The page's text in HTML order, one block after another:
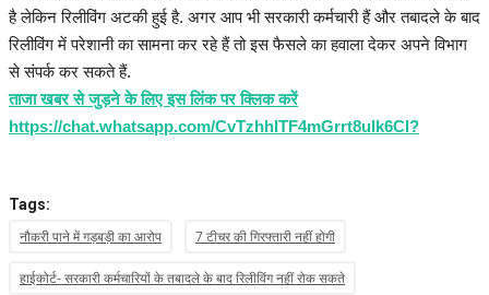
है लेकिन रिलीविंग अटकी हुई है. अगर आप भी सरकारी कर्मचारी हैं और तबादले के बाद
रिलीविंग में परेशानी का सामना कर रहे हैं तो इस फैसले का हवाला देकर अपने विभाग
से संपर्क कर सकते हैं.
ताजा खबर से जुड़ने के लिए इस लिंक पर क्लिक करें
https://chat.whatsapp.com/CvTzhhITF4mGrrt8ulk6CI?
Tags:
नौकरी पाने में गड़बड़ी का आरोप 7 टीचर की गिरफ्तारी नहीं होगी
हाईकोर्ट- सरकारी कर्मचारियों के तबादले के बाद रिलीविंग नहीं रोक सकते